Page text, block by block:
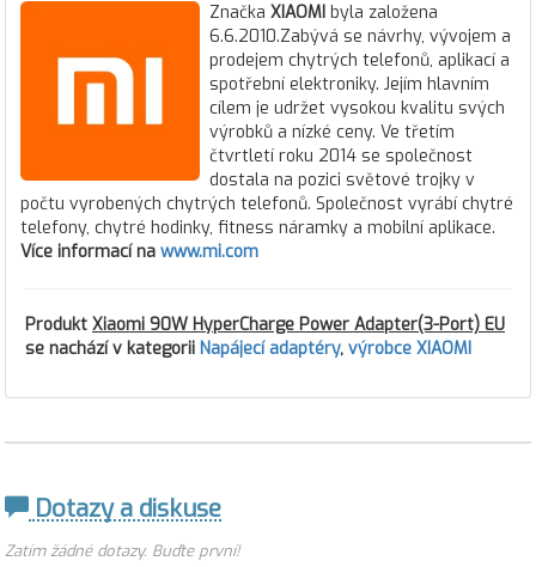
Značka XIAOMI byla založena
6.6.2010.Zabývá se návrhy, vývojem a
prodejem chytrých telefonů, aplikací a
spotřební elektroniky. Jejím hlavním
cílem je udržet vysokou kvalitu svých
výrobků a nízké ceny. Ve třetím
čtvrtletí roku 2014 se společnost
dostala na pozici světové trojky v
počtu vyrobených chytrých telefonů. Společnost vyrábí chytré
telefony, chytré hodinky, fitness náramky a mobilní aplikace.
Více informací na www.mi.com
Produkt Xiaomi 90W HyperCharge Power Adapter(3-Port) EU
se nachází v kategorii Napájecí adaptéry, výrobce XIAOMI
Dotazy a diskuse
Zatím žádné dotazy. Buďte první!